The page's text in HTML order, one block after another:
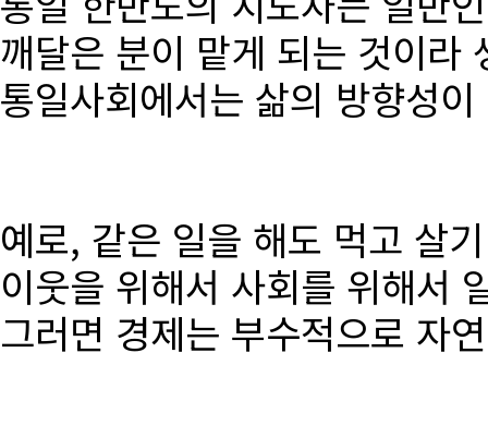
깨달은 분이 맡게 되는 것이라
통일사회에서는 삶의 방향성
예로, 같은 일을 해도 먹고 살
이웃을 위해서 사회를 위해서
그러면 경제는 부수적으로 자